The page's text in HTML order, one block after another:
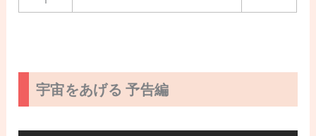
宇宙をあげる 予告編